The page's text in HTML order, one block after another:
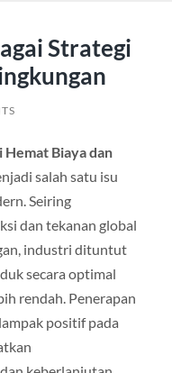
Strategi
Hemat Biaya dan
salah satu isu
Seiring
dan tekanan global
industri dituntut
secara optimal
rendah. Penerapan
positif pada